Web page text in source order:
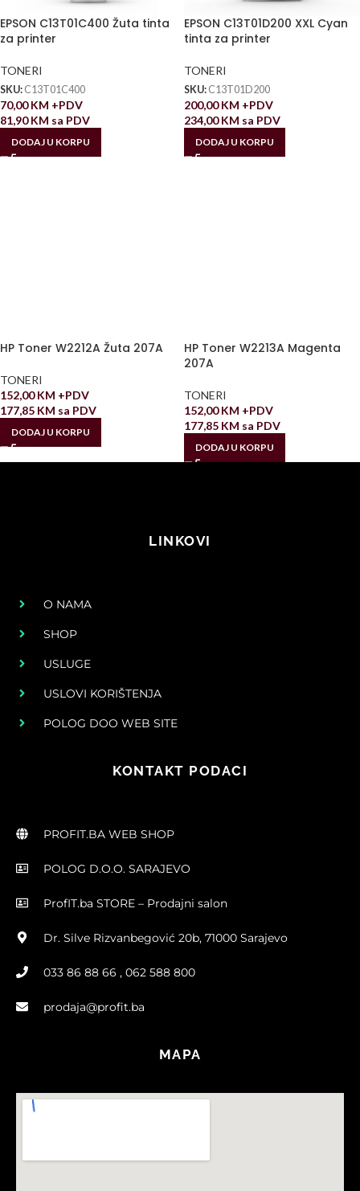
EPSON C13T01C400 Žuta tinta
za printer
TONERI
SKU: C13T01C400
70,00KM +PDV
81,90KM sa PDV
DODAJ U KORPU
EPSON C13T01D200 XXL Cyan
tinta za printer
TONERI
SKU: C13T01D200
200,00KM +PDV
234,00KM sa PDV
DODAJ U KORPU
HP Toner W2212A Žuta 207A
TONERI
152,00KM +PDV
177,85 KM sa PDV
DODAJ U KORPU
HP Toner W2213A Magenta
207A
TONERI
152,00KM +PDV
177,85 KM sa PDV
DODAJ U KORPU
LINKOVI
O NAMA
SHOP
USLUGE
USLOVI KORIŠTENJA
POLOG DOO WEB SITE
KONTAKT PODACI
PROFIT.BA WEB SHOP
POLOG D.O.O. SARAJEVO
ProfIT.ba STORE – Prodajni salon
Dr. Silve Rizvanbegović 20b, 71000 Sarajevo
033 86 88 66 , 062 588 800
prodaja@profit.ba
MAPA